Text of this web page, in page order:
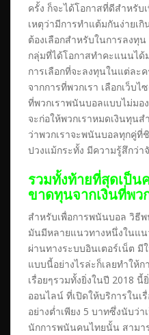
ครั้ง ก็จะได้โอกาสที่ดีสำหรับ
เหตุว่ามีการทำแต้มกันง่ายเกิ
ต้องเลือกสำหรับในการลงทุน
กลุ่มที่ได้โอกาสทำคะแนนได้
การเลือกที่จะลงทุนในแต่ละค
จากการที่พวกเรา เลือกเว็บ
ที่พวกเราพนันบอลแบบไม่มอ
จะก่อให้พวกเราหมดเงินทุน
ว่าพวกเราจะพนันบอลทุกคู่ที่
ปวงแม้กระทั้ง มีความรู้สึกว่า
รวมทั้งท้ายที่สุดเป็น
ขาดทุนจากเงินที่พว
สำหรับเพื่อการพนันบอล วิธี
มันมีหลายแนวทางหนึ่งในแ
ผ่านทางระบบอินเตอร์เน็ต มี
แบบนี้อย่างไรล่ะก็เลยทำใ
เรื่อยๆรวมทั้งยิ่งในปี 2018
ออนไลน์ ที่เปิดให้บริการในเ
อย่างต่ำเพียง 5 บาทซึ่งนับว่า
นักการพนันคนไทยนั้น สามา